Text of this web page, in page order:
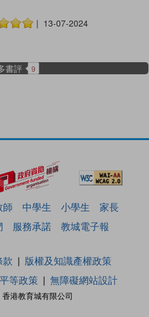
| 13-07-2024
書評 9
師 中學生 小學生
家長
服務承諾 教城電子報
港教育城有限公司
款
版權及知識產權政策
等政策 無障礙網站設計